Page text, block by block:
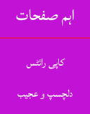
اہم صفحات
کاپی رائٹس
دلچسپ و عجیب